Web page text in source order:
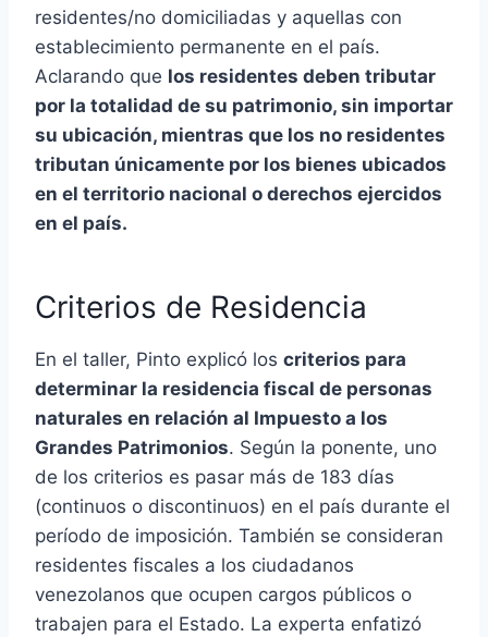
residentes/no domiciliadas y aquellas con
establecimiento permanente en el país.
Aclarando que los residentes deben tributar
por la totalidad de su patrimonio, sin importar
su ubicación, mientras que los no residentes
tributan únicamente por los bienes ubicados
en el territorio nacional o derechos ejercidos
en el país.
Criterios de Residencia
En el taller, Pinto explicó los criterios para
determinar la residencia fiscal de personas
naturales en relación al Impuesto a los
Grandes Patrimonios. Según la ponente, uno
de los criterios es pasar más de 183 días
(continuos o discontinuos) en el país durante el
período de imposición. También se consideran
residentes fiscales a los ciudadanos
venezolanos que ocupen cargos públicos o
trabajen para el Estado. La experta enfatizó